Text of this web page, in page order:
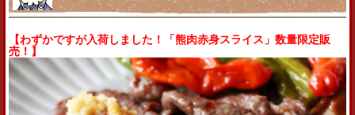
【わずかですが入荷しました！「熊肉赤身スライス」数量限定販
売！】